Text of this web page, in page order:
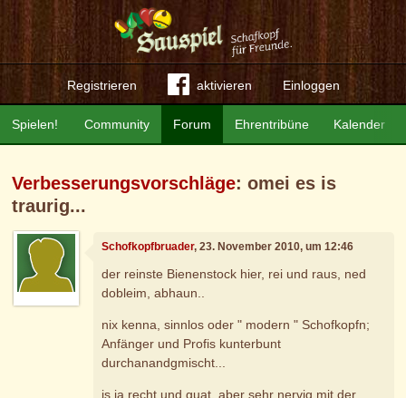
Registrieren aktivieren Einloggen
Community Forum Ehrentribüne Kalender
Spielen!
Verbesserungsvorschläge: omei es is
traurig...
Schofkopfbruader, 23. November 2010, um 12:46
der reinste Bienenstock hier, rei und raus, ned
dobleim, abhaun..
nix kenna, sinnlos oder " modern " Schofkopfn;
Anfänger und Profis kunterbunt
durchanandgmischt...
is ja recht und guat, aber sehr nervig mit der